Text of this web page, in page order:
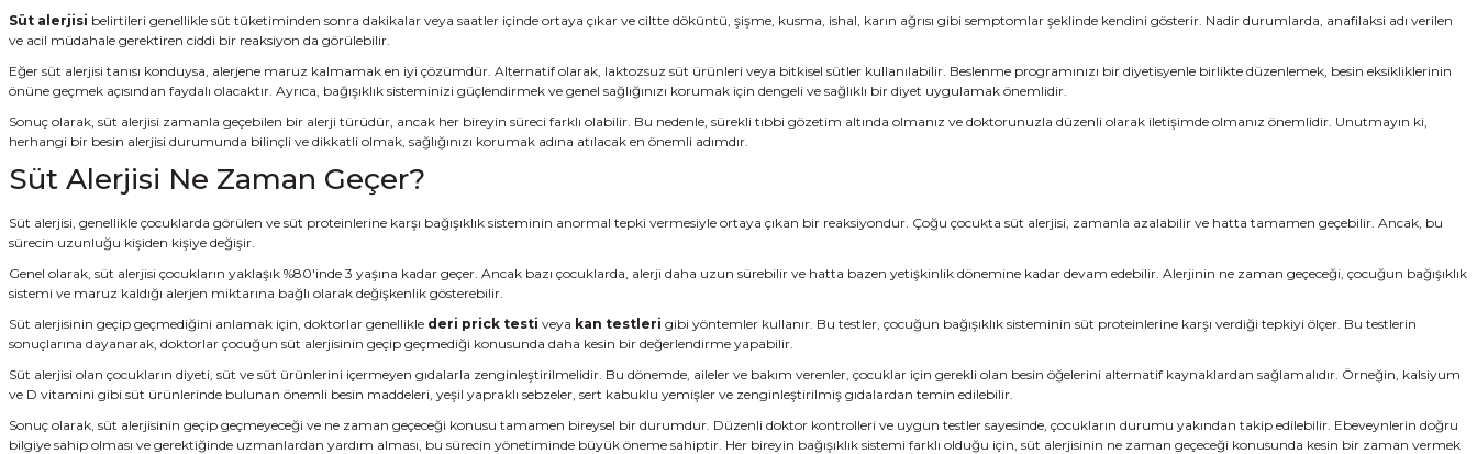
Süt alerjisi belirtileri genellikle süt tüketiminden sonra dakikalar veya saatler içinde ortaya çıkar ve ciltte döküntü, şişme, kusma, ishal, karın ağrısı gibi semptomlar şeklinde kendini gösterir. Nadir durumlarda, anafilaksi adı verilen
ve acil müdahale gerektiren ciddi bir reaksiyon da görülebilir.
Eğer süt alerjisi tanısı konduysa, alerjene maruz kalmamak en iyi çözümdür. Alternatif olarak, laktozsuz süt ürünleri veya bitkisel sütler kullanılabilir. Beslenme programınızı bir diyetisyenle birlikte düzenlemek, besin eksikliklerinin
önüne geçmek açısından faydalı olacaktır. Ayrıca, bağışıklık sisteminizi güçlendirmek ve genel sağlığınızı korumak için dengeli ve sağlıklı bir diyet uygulamak önemlidir.
Sonuç olarak, süt alerjisi zamanla geçebilen bir alerji türüdür, ancak her bireyin süreci farklı olabilir. Bu nedenle, sürekli tıbbi gözetim altında olmanız ve doktorunuzla düzenli olarak iletişimde olmanız önemlidir. Unutmayın ki,
herhangi bir besin alerjisi durumunda bilinçli ve dikkatli olmak, sağlığınızı korumak adına atılacak en önemli adımdır.
Süt Alerjisi Ne Zaman Geçer?
Süt alerjisi, genellikle çocuklarda görülen ve süt proteinlerine karşı bağışıklık sisteminin anormal tepki vermesiyle ortaya çıkan bir reaksiyondur. Çoğu çocukta süt alerjisi, zamanla azalabilir ve hatta tamamen geçebilir. Ancak, bu
sürecin uzunluğu kişiden kişiye değişir.
Genel olarak, süt alerjisi çocukların yaklaşık %80'inde 3 yaşına kadar geçer. Ancak bazı çocuklarda, alerji daha uzun sürebilir ve hatta bazen yetişkinlik dönemine kadar devam edebilir. Alerjinin ne zaman geçeceği, çocuğun bağışıklık
sistemi ve maruz kaldığı alerjen miktarına bağlı olarak değişkenlik gösterebilir.
Süt alerjisinin geçip geçmediğini anlamak için, doktorlar genellikle deri prick testi veya kan testleri gibi yöntemler kullanır. Bu testler, çocuğun bağışıklık sisteminin süt proteinlerine karşı verdiği tepkiyi ölçer. Bu testlerin
sonuçlarına dayanarak, doktorlar çocuğun süt alerjisinin geçip geçmediği konusunda daha kesin bir değerlendirme yapabilir.
Süt alerjisi olan çocukların diyeti, süt ve süt ürünlerini içermeyen gıdalarla zenginleştirilmelidir. Bu dönemde, aileler ve bakım verenler, çocuklar için gerekli olan besin öğelerini alternatif kaynaklardan sağlamalıdır. Örneğin, kalsiyum
ve D vitamini gibi süt ürünlerinde bulunan önemli besin maddeleri, yeşil yapraklı sebzeler, sert kabuklu yemişler ve zenginleştirilmiş gıdalardan temin edilebilir.
Sonuç olarak, süt alerjisinin geçip geçmeyeceği ve ne zaman geçeceği konusu tamamen bireysel bir durumdur. Düzenli doktor kontrolleri ve uygun testler sayesinde, çocukların durumu yakından takip edilebilir. Ebeveynlerin doğru
bilgiye sahip olması ve gerektiğinde uzmanlardan yardım alması, bu sürecin yönetiminde büyük öneme sahiptir. Her bireyin bağışıklık sistemi farklı olduğu için, süt alerjisinin ne zaman geçeceği konusunda kesin bir zaman vermek